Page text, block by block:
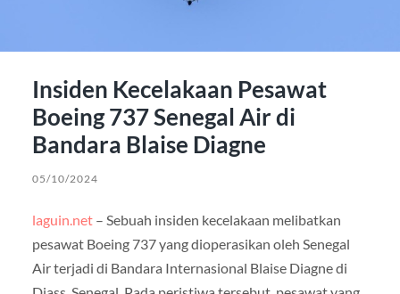
Insiden Kecelakaan Pesawat
Boeing 737 Senegal Air di
Bandara Blaise Diagne
05/10/2024
laguin.net– Sebuah insiden kecelakaan melibatkan
pesawat Boeing 737 yang dioperasikan oleh Senegal
Air terjadi di Bandara Internasional Blaise Diagne di